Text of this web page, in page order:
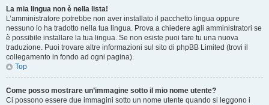
La mia lingua non è nella lista!
L’amministratore potrebbe non aver installato il pacchetto lingua oppure
nessuno lo ha tradotto nella tua lingua. Prova a chiedere agli amministratori se
è possibile installare la tua lingua. Se non esiste puoi fare tu una nuova
traduzione. Puoi trovare altre informazioni sul sito di phpBB Limited (trovi il
collegamento in fondo ad ogni pagina).
Top
Come posso mostrare un’immagine sotto il mio nome utente?
Ci possono essere due immagini sotto un nome utente quando si leggono i